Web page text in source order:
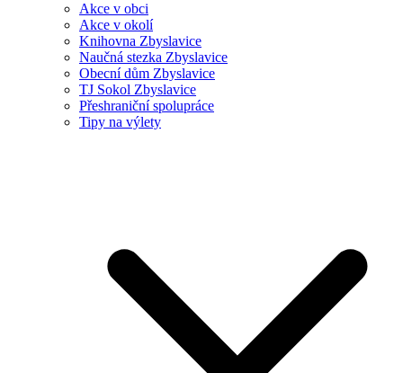
Akce v obci
Akce v okolí
Knihovna Zbyslavice
Naučná stezka Zbyslavice
Obecní dům Zbyslavice
TJ Sokol Zbyslavice
Přeshraniční spolupráce
Tipy na výlety